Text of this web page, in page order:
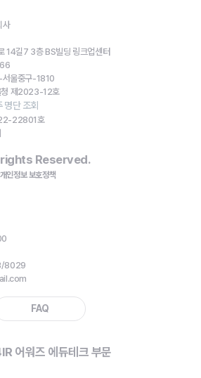
사
14길7 3층 BS빌딩 링크업센터
울중구-1810
청 제2023-12호
명단 조회
22801호
rights Reserved.
개인정보 보호정책
8029
FAQ
어워즈 에듀테크 부문